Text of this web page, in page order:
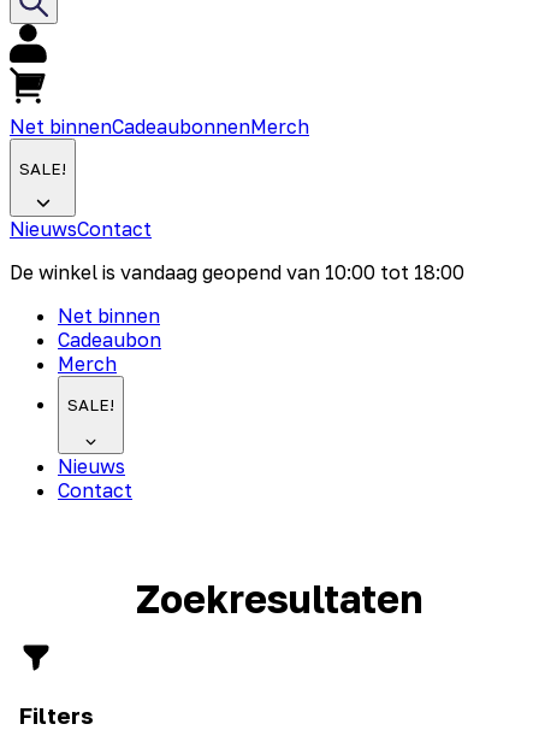
Net binnenCadeaubonnenMerch
SALE!
NieuwsContact
De winkel is vandaag geopend van 10:00 tot 18:00
Net binnen
Cadeaubon
Merch
SALE!
Nieuws
Contact
Zoekresultaten
Filters